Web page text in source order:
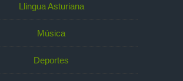
Llingua Asturiana
Música
Deportes